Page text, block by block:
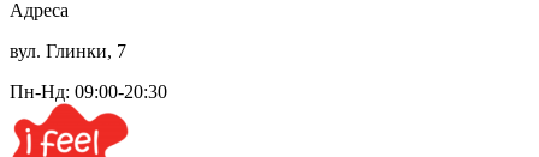
Адреса
вул. Глинки, 7
Пн-Нд: 09:00-20:30